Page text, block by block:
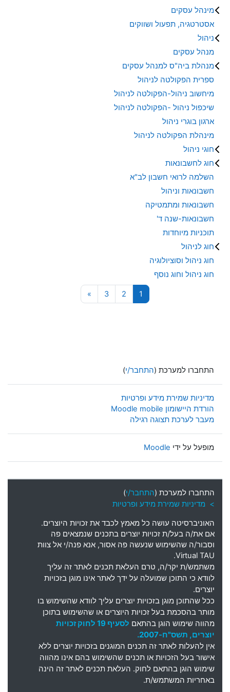
מינהל עסקים
אסטרטגיה, תפעול ושווקים
ניהול
מנהל עסקים
מנהלת ביה"ס למנהל עסקים
ספרית הפקולטה לניהול
מיחשוב ניהול-הפקולטה לניהול
שיכפול ניהול -הפקולטה לניהול
ארגון בוגרי ניהול
מינהלת הפקולטה לניהול
חוגי ניהול
חוג לחשבונאות
השלמה לרואי חשבון לב"א
חשבונאות וניהול
חשבונאות ומתמטיקה
חשבונאות-שנה ד'
תוכניות מיוחדות
חוג לניהול
חוג ניהול וסוציולוגיה
חוג ניהול וחוג נוסף
1 עמוד 1
2 עמוד 2
3 עמוד 3
»
התחברו למערכת (התחבר/י)
מדיניות שמירת מידע ופרטיות
הורדת היישומון Moodle mobile
מעבר לערכת תצוגה רגילה
מופעל על ידי Moodle
התחברו למערכת (התחבר/י)
> מדיניות שמירת מידע ופרטיות
האוניברסיטה עושה כל מאמץ לכבד את זכויות היוצרים.
אם את/ה בעל/ת זכויות יוצרים בתכנים שנמצאים פה
וסבור/ה שהשימוש שנעשה פה אסור, אנא פנה/י אל צוות
Virtual TAU.
משתמש/ת יקר/ה, טרם העלאת תכנים לאתר זה עליך
לוודא כי התוכן שמועלה על ידך לאתר אינו מוגן בזכויות
יוצרים.
ככל שהתוכן מוגן בזכויות יוצרים עליך לוודא שהשימוש בו
מותר בהסכמת בעל זכויות היוצרים או שהשימוש בתוכן
מהווה שימוש הוגן בהתאם
לסעיף 19 לחוק זכויות
יוצרים, תשס"ח-2007.
אין להעלות לאתר זה תכנים המוגנים בזכויות יוצרים ללא
אישור בעל הזכויות או תכנים שהשימוש בהם אינו מהווה
שימוש הוגן בהתאם לחוק. העלאת תכנים לאתר זה הינה
באחריות המשתמש/ת.